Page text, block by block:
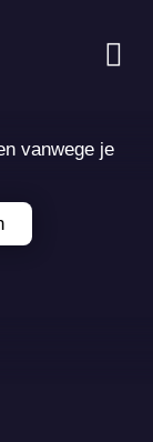
vanwege je